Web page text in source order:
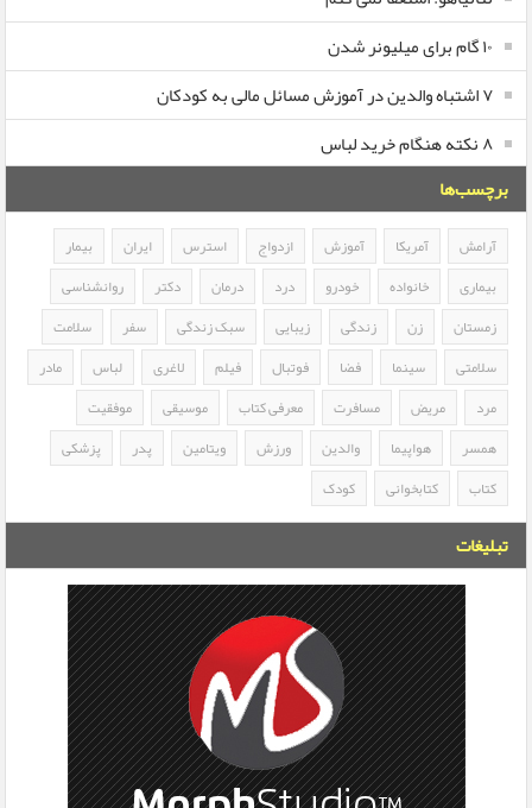
۱۰ گام برای میلیونر شدن
۷ اشتباه والدین در آموزش مسائل مالی به کودکان
۸ نکته هنگام خرید لباس
برچسب‌ها
آرامش آمریکا آموزش ازدواج استرس ایران
بیمار
بیماری
خانواده خودرو درد درمان دکتر
روانشناسی
زمستان
زن زندگی زیبایی سبک زندگی سفر
سلامت
سلامتی
سینما فضا فوتبال فیلم لاغری لباس
مادر
مرد
مریض مسافرت معرفی کتاب موسیقی
موفقیت
همسر
هواپیما والدین ورزش ویتامین پدر
پزشکی
کتاب
کتابخوانی کودک
تبلیغات